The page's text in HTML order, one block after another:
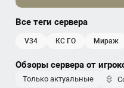
Все теги сервера
v34 КС ГО мираж
Обзоры сервера от
Только актуальные